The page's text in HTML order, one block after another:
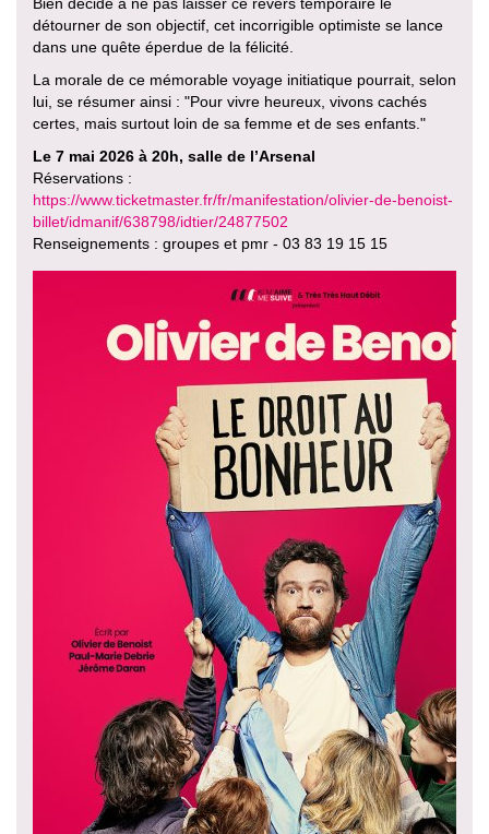
détourner de son objectif, cet incorrigible optimiste se lance
dans une quête éperdue de la félicité.
La morale de ce mémorable voyage initiatique pourrait, selon
lui, se résumer ainsi : "Pour vivre heureux, vivons cachés
certes, mais surtout loin de sa femme et de ses enfants."
Le 7 mai 2026 à 20h, salle de l’Arsenal
Réservations :
https://www.ticketmaster.fr/fr/manifestation/olivier-de-benoist-
billet/idmanif/638798/idtier/24877502
Renseignements : groupes et pmr - 03 83 19 15 15